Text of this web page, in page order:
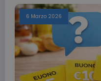
6 Marzo 2026